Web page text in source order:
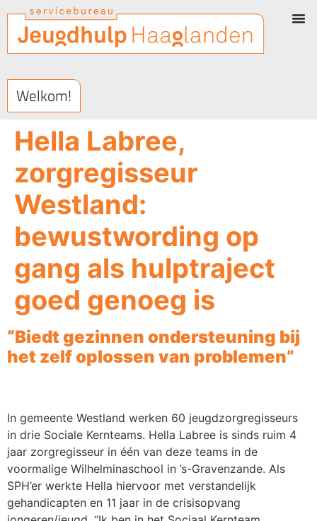
Welkom!
Hella Labree,
zorgregisseur
Westland:
bewustwording op
gang als hulptraject
goed genoeg is
“Biedt gezinnen ondersteuning bij
het zelf oplossen van problemen”
In gemeente Westland werken 60 jeugdzorgregisseurs
in drie Sociale Kernteams. Hella Labree is sinds ruim 4
jaar zorgregisseur in één van deze teams in de
voormalige Wilhelminaschool in ’s-Gravenzande. Als
SPH’er werkte Hella hiervoor met verstandelijk
gehandicapten en 11 jaar in de crisisopvang